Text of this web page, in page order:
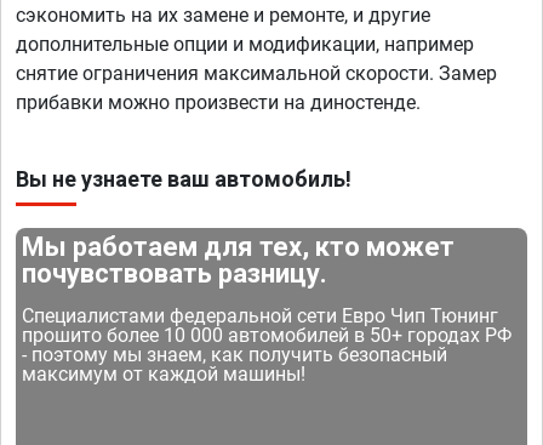
сэкономить на их замене и ремонте, и другие
дополнительные опции и модификации, например
снятие ограничения максимальной скорости. Замер
прибавки можно произвести на диностенде.
Вы не узнаете ваш автомобиль!
Мы работаем для тех, кто может
почувствовать разницу.
Специалистами федеральной сети Евро Чип Тюнинг
прошито более 10 000 автомобилей в 50+ городах РФ
- поэтому мы знаем, как получить безопасный
максимум от каждой машины!